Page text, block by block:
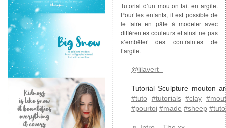
Tutorial d’un mouton fait en argile.
Pour les enfants, il est possible de
le faire en pâte à modeler avec
différentes couleurs et ainsi ne pas
s’embêter des contraintes de
l’argile.
@lilavert_
Tutorial Sculpture mouton
#tuto
#tutorials #clay
#pourtoi #made #sheep